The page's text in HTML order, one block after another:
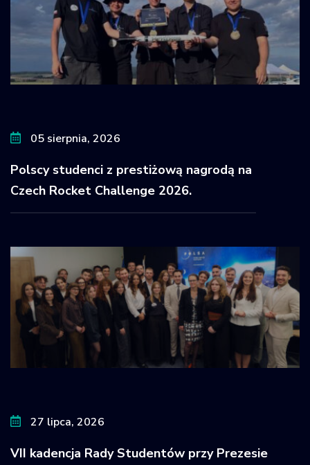
05 sierpnia, 2026
Polscy studenci z prestiżową nagrodą na
Czech Rocket Challenge 2026.
27 lipca, 2026
VII kadencja Rady Studentów przy Prezesie